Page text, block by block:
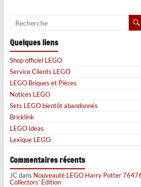
Quelques liens
Shop officiel LEGO
Service Clients LEGO
LEGO Briques et Pièces
Notices LEGO
Sets LEGO bientôt abandonnés
Bricklink
LEGO Ideas
Lexique LEGO
Commentaires récents
JCdans Nouveauté LEGO Harry Potter
Collectors’ Edition